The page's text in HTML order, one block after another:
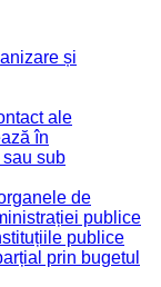
și
ale
în
sub
de
publice
publice
prin bugetul